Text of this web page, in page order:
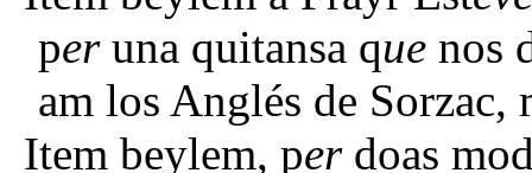
peruna quitansa que nos
am los Anglés de Sorzac,
Item beylem, perdoas